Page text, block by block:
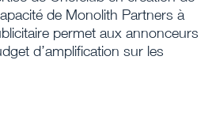
de Monolith Partners à
permet aux annonceurs
d’amplification sur les